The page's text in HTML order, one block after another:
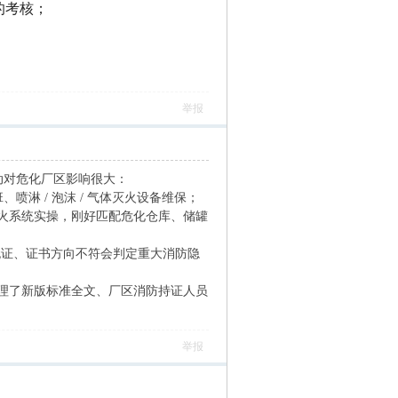
核；
举报
危化厂区影响很大：
喷淋 / 泡沫 / 气体灭火设备维保；
系统实操，刚好匹配危化仓库、储罐
、证书方向不符会判定重大消防隐
了新版标准全文、厂区消防持证人员
举报